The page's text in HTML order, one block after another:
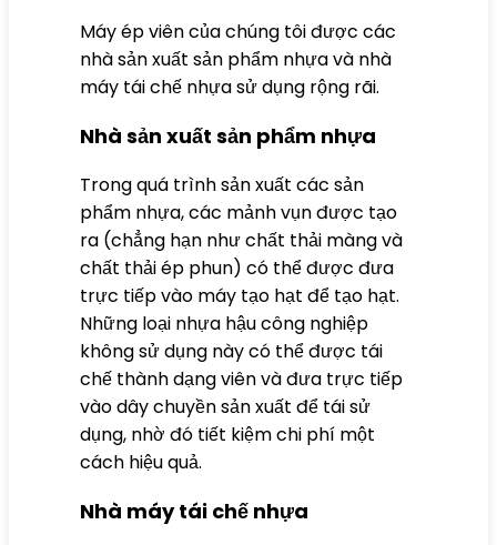
Máy ép viên của chúng tôi được các
nhà sản xuất sản phẩm nhựa và nhà
máy tái chế nhựa sử dụng rộng rãi.
Nhà sản xuất sản phẩm nhựa
Trong quá trình sản xuất các sản
phẩm nhựa, các mảnh vụn được tạo
ra (chẳng hạn như chất thải màng và
chất thải ép phun) có thể được đưa
trực tiếp vào máy tạo hạt để tạo hạt.
Những loại nhựa hậu công nghiệp
không sử dụng này có thể được tái
chế thành dạng viên và đưa trực tiếp
vào dây chuyền sản xuất để tái sử
dụng, nhờ đó tiết kiệm chi phí một
cách hiệu quả.
Nhà máy tái chế nhựa